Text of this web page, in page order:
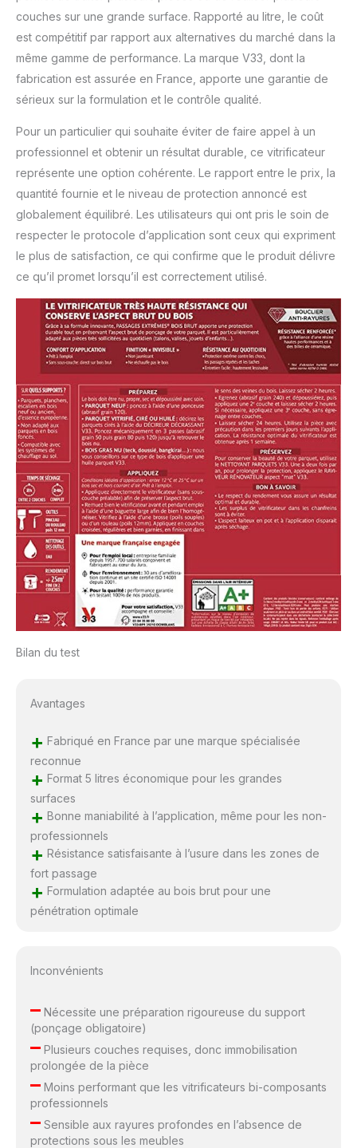
couches sur une grande surface. Rapporté au litre, le coût
est compétitif par rapport aux alternatives du marché dans la
même gamme de performance. La marque V33, dont la
fabrication est assurée en France, apporte une garantie de
sérieux sur la formulation et le contrôle qualité.
Pour un particulier qui souhaite éviter de faire appel à un
professionnel et obtenir un résultat durable, ce vitrificateur
représente une option cohérente. Le rapport entre le prix, la
quantité fournie et le niveau de protection annoncé est
globalement équilibré. Les utilisateurs qui ont pris le soin de
respecter le protocole d’application sont ceux qui expriment
le plus de satisfaction, ce qui confirme que le produit délivre
ce qu’il promet lorsqu’il est correctement utilisé.
Bilan du test
Avantages
+ Fabriqué en France par une marque spécialisée
reconnue
+ Format 5 litres économique pour les grandes
surfaces
+ Bonne maniabilité à l’application, même pour les non-
professionnels
+ Résistance satisfaisante à l’usure dans les zones de
fort passage
+ Formulation adaptée au bois brut pour une
pénétration optimale
Inconvénients
–Nécessite une préparation rigoureuse du support
(ponçage obligatoire)
–Plusieurs couches requises, donc immobilisation
prolongée de la pièce
–Moins performant que les vitrificateurs bi-composants
professionnels
–Sensible aux rayures profondes en l’absence de
protections sous les meubles